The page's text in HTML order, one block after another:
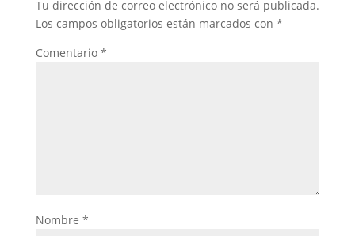
Tu dirección de correo electrónico no será publicada.
Los campos obligatorios están marcados con *
Comentario *
Nombre *